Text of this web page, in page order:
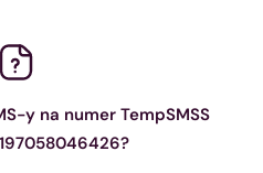
y na numer TempSMSS